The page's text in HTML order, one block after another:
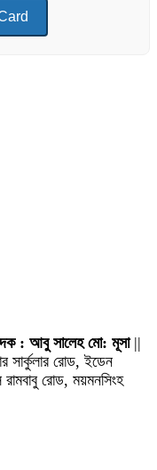
: আবু সালেহ মো: মূসা||
সার্কুলার রোড, ইডেন
রোড, ময়মনসিংহ